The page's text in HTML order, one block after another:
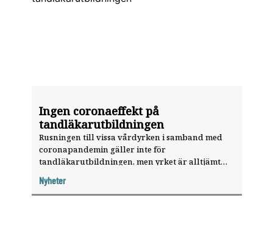
Ingen coronaeffekt på
tandläkarutbildningen
Rusningen till vissa vårdyrken i samband med
coronapandemin gäller inte för
tandläkarutbildningen, men yrket är alltjämt
in.
Nyheter